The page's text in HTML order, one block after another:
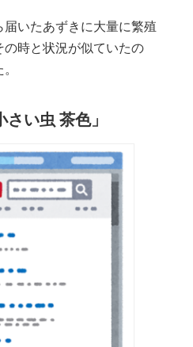
いたあずきに大量に繁殖
の時と状況が似ていたの
さい虫 茶色」